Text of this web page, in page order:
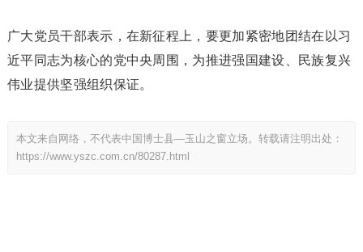
广大党员干部表示，在新征程上，要更加紧密地团结在以习
近平同志为核心的党中央周围，为推进强国建设、民族复兴
伟业提供坚强组织保证。
本文来自网络，不代表中国博士县—玉山之窗立场。转载请注明出处：
https://www.yszc.com.cn/80287.html